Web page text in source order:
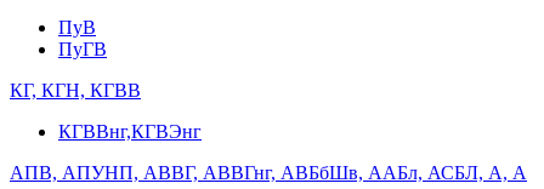
ПуВ
ПуГВ
КГ, КГН, КГВВ
КГВВнг,КГВЭнг
АПВ, АПУНП, АВВГ, АВВГнг, АВБбШв, ААБл, АСБЛ, А, А